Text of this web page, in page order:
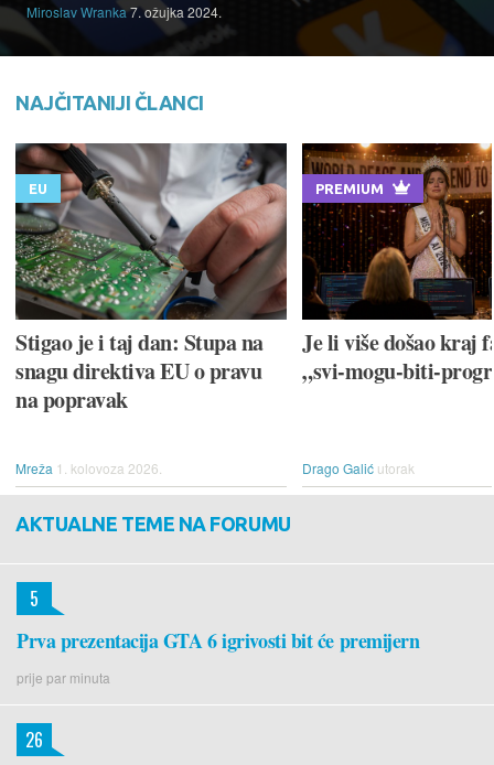
Miroslav Wranka7. ožujka 2024.
NAJČITANIJI ČLANCI
EU
Stigao je i taj dan: Stupa na
snagu direktiva EU o pravu
na popravak
Mreža 1. kolovoza 2026.
PREMIUM
Je li više došao kraj
„svi-mogu-biti-
Drago Galić utorak
AKTUALNE TEME NA FORUMU
Prva prezentacija GTA 6 igrivosti bit će premijern
prije par minuta
5
26